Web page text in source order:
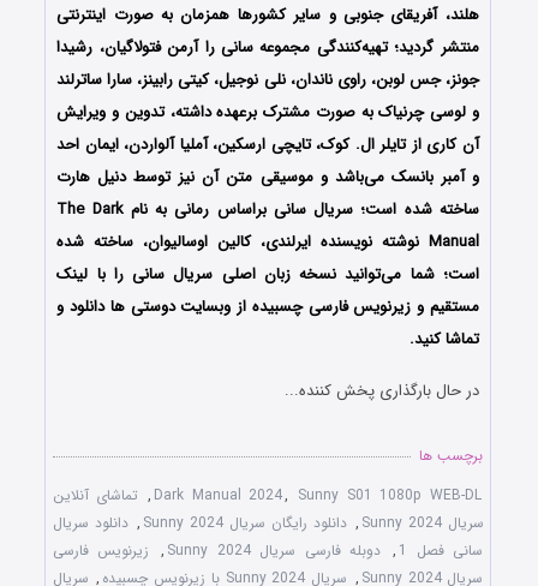
هلند، آفریقای جنوبی و سایر کشورها همزمان به صورت اینترنتی
منتشر گردید؛ تهیه‌کنندگی مجموعه سانی را آرمن فتولاگیان، رشیدا
جونز، جس لوبن، راوی ناندان، نلی نوجیل، کیتی رابینز، سارا ساترلند
و لوسی چرنیاک به صورت مشترک برعهده داشته، تدوین و ویرایش
آن کاری از تایلر ال. کوک، تایچی ارسکین، آملیا آلواردن، ایمان احد
و آمبر بانسک می‌باشد و موسیقی متن آن نیز توسط دنیل هارت
ساخته شده است؛ سریال سانی براساس رمانی به نام The Dark
Manual نوشته نویسنده ایرلندی، کالین اوسالیوان، ساخته شده
است؛ شما می‌توانید نسخه زبان اصلی سریال سانی را با لینک
مستقیم و زیرنویس فارسی چسبیده از وبسایت دوستی ها دانلود و
تماشا کنید.
در حال بارگذاری پخش کننده...
برچسب ها
Dark Manual 2024, Sunny S01 1080p WEB-DL
, تماشای آنلاین
سریال Sunny 2024
, دانلود رایگان سریال Sunny 2024 , دانلود سریال
سانی فصل 1
, دوبله فارسی سریال Sunny 2024 , زیرنویس فارسی
سریال Sunny 2024
, سریال Sunny 2024 با زیرنویس چسبیده , سریال